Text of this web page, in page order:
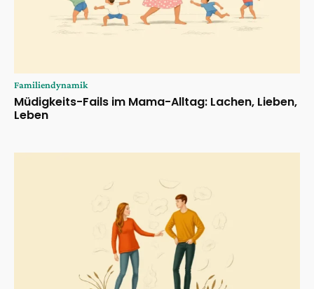
Familiendynamik
Müdigkeits-Fails im Mama-Alltag: Lachen, Lieben,
Leben